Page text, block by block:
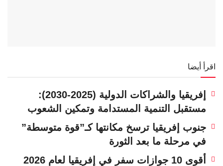
اقرأ أيضا
إفريقيا والشراكات الدولية (2025-2030):
مستقبل التنمية المستدامة وتمكين الشعوب
جنوب إفريقيا ترسخ مكانتها كـ”قوة متوسطة”
في مرحلة ما بعد الثورة
أقوى 10 جوازات سفر في إفريقيا لعام 2026